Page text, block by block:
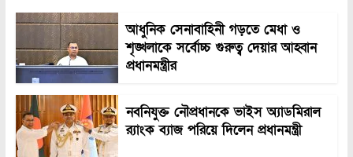
আধুনিক সেনাবাহিনী গড়তে মেধা ও
শৃঙ্খলাকে সর্বোচ্চ গুরুত্ব দেয়ার আহ্বান
প্রধানমন্ত্রীর
নবনিযুক্ত নৌপ্রধানকে ভাইস অ্যাডমিরাল
র‍্যাংক ব্যাজ পরিয়ে দিলেন প্রধানমন্ত্রী